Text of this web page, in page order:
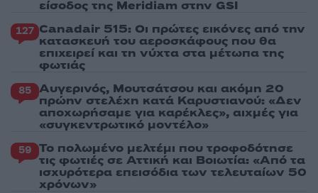
είσοδος της Meridiam στην GSI
127 Canadair 515: Οι πρώτες εικόνες από την
κατασκευή του αεροσκάφους που θα
επιχειρεί και τη νύχτα στα μέτωπα της
φωτιάς
85 Αυγερινός, Μουτσάτσου και ακόμη 20
πρώην στελέχη κατά Καρυστιανού: «Δεν
αποχωρήσαμε για καρέκλες», αιχμές για
«συγκεντρωτικό μοντέλο»
59 Το πολωμένο μελτέμι που τροφοδότησε
τις φωτιές σε Αττική και Βοιωτία: «Από τα
ισχυρότερα επεισόδια των τελευταίων 50
χρόνων»